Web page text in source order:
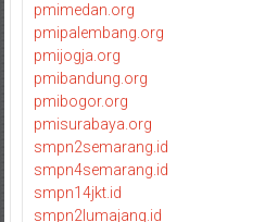
pmimedan.org
pmipalembang.org
pmijogja.org
pmibandung.org
pmibogor.org
pmisurabaya.org
smpn2semarang.id
smpn4semarang.id
smpn14jkt.id
smpn2lumajang.id